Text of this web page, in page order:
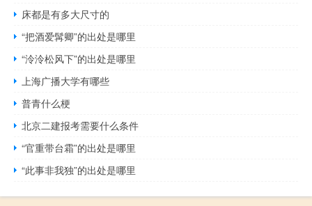
床都是有多大尺寸的
“把酒爱髯卿”的出处是哪里
“泠泠松风下”的出处是哪里
上海广播大学有哪些
普青什么梗
北京二建报考需要什么条件
“官重带台霜”的出处是哪里
“此事非我独”的出处是哪里